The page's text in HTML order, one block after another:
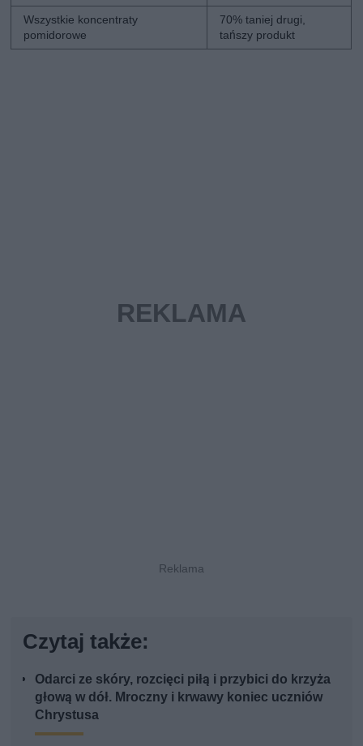
Wszystkie koncentraty
pomidorowe
70% taniej drugi,
tańszy produkt
Czytaj także:
Odarci ze skóry, rozcięci piłą i przybici do krzyża
głową w dół. Mroczny i krwawy koniec uczniów
Chrystusa